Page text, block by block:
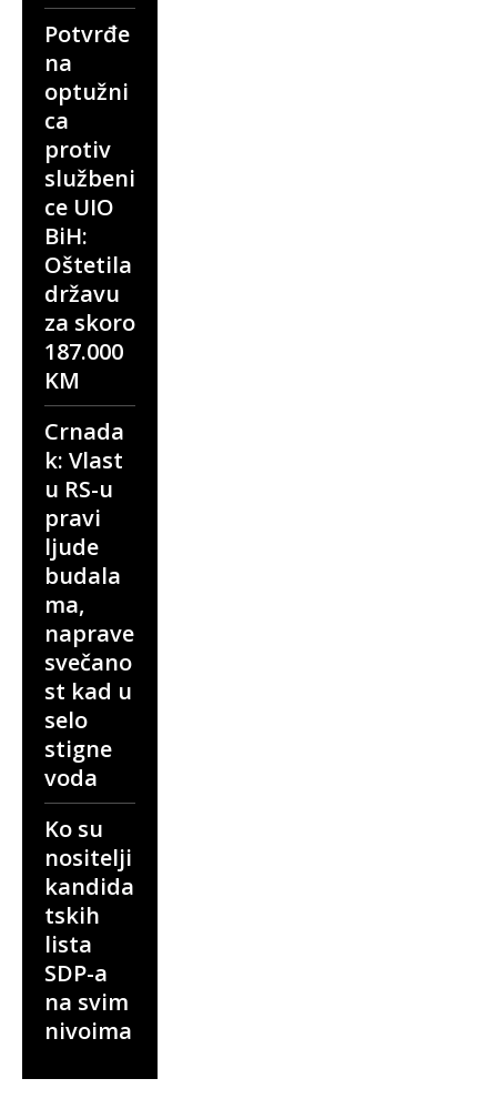
Potvrđe
na
optužni
ca
protiv
službeni
ce UIO
BiH:
Oštetila
državu
za skoro
187.000
KM
Crnada
k: Vlast
u RS-u
pravi
ljude
budala
ma,
naprave
svečano
st kad u
selo
stigne
voda
Ko su
nositelji
kandida
tskih
lista
SDP-a
na svim
nivoima